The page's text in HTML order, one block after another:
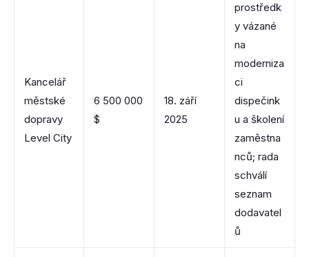
Kancelář
městské
dopravy
Level City
6 500 000
$
18. září
2025
prostředk
y vázané
na
moderniza
ci
dispečink
u a školení
zaměstna
nců; rada
schválí
seznam
dodavatel
ů